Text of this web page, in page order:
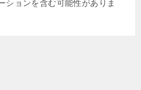
ションを含む可能性がありま